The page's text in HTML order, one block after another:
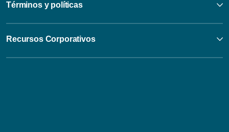
Términos y políticas
Recursos Corporativos